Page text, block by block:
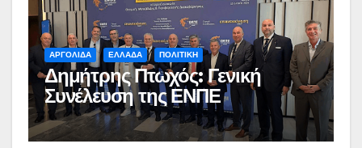
ΑΡΓΟΛΙΔΑ ΕΛΛΑΔΑ ΠΟΛΙΤΙΚΗ
Δημήτρης Πτωχός: Γενική
Συνέλευση της ΕΝΠΕ